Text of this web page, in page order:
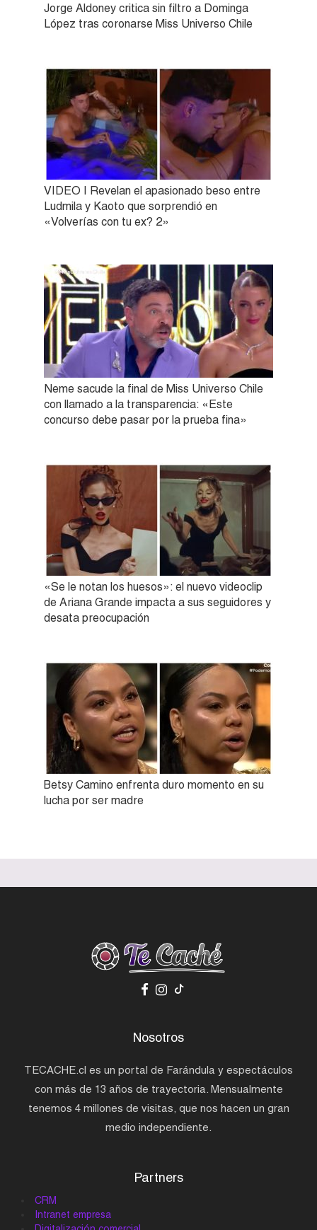
Jorge Aldoney critica sin filtro a Dominga
López tras coronarse Miss Universo Chile
VIDEO | Revelan el apasionado beso entre
Ludmila y Kaoto que sorprendió en
«Volverías con tu ex? 2»
Neme sacude la final de Miss Universo Chile
con llamado a la transparencia: «Este
concurso debe pasar por la prueba fina»
«Se le notan los huesos»: el nuevo videoclip
de Ariana Grande impacta a sus seguidores y
desata preocupación
Betsy Camino enfrenta duro momento en su
lucha por ser madre
Nosotros
TECACHE.cl es un portal de Farándula y espectáculos
con más de 13 años de trayectoria. Mensualmente
tenemos 4 millones de visitas, que nos hacen un gran
medio independiente.
Partners
CRM
Intranet empresa